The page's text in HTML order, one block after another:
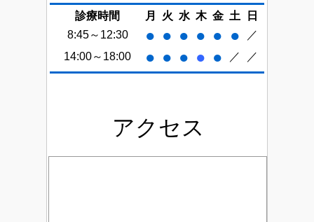
診療時間 月 火 水 木 金 土
日
8:45～12:30
● ● ● ● ● ●
／
14:00～18:00
● ● ● ● ● ／ ／
アクセス